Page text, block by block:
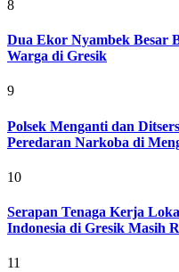
8
Dua Ekor Nyambek Besar
Warga di Gresik
9
Polsek Menganti dan
Peredaran Narkoba di
10
Serapan Tenaga Kerja
Indonesia di Gresik Masih
11